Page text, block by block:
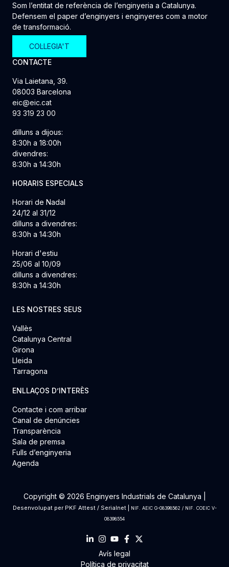
Som l’entitat de referència de l’enginyeria a Catalunya.
Defensem el paper d’enginyers i enginyeres com a motor
de transformació.
COL·LEGIA'T
CONTACTE
Via Laietana, 39.
08003 Barcelona
eic@eic.cat
93 319 23 00
dilluns a dijous:
8:30h a 18:00h
divendres:
8:30h a 14:30h
HORARIS ESPECIALS
Horari de Nadal
24/12 al 31/12
dilluns a divendres:
8:30h a 14:30h
Horari d'estiu
25/06 al 10/09
dilluns a divendres:
8:30h a 14:30h
LES NOSTRES SEUS
Vallès
Catalunya Central
Girona
Lleida
Tarragona
ENLLAÇOS D’INTERÈS
Contacte i com arribar
Canal de denúncies
Transparència
Sala de premsa
Fulls d’enginyeria
Agenda
Copyright © 2026 Enginyers Industrials de Catalunya |
Desenvolupat per PKF Attest/ Serialnet|
NIF. AEIC G-08398562 / NIF. COEIC V-
08398554
Avís legal
Política de privacitat